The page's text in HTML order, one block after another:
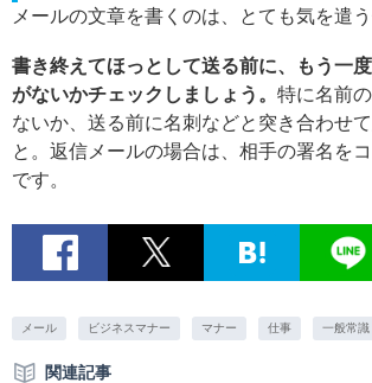
メールの文章を書くのは、とても気を遣う
書き終えてほっとして送る前に、もう一
がないかチェックしましょう。 特に名前
ないか、送る前に名刺などと突き合わせ
と。返信メールの場合は、相手の署名を
です。
メール ビジネスマナー マナー 仕事 一般常識
関連記事